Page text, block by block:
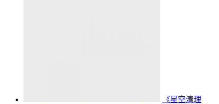
《星空清理